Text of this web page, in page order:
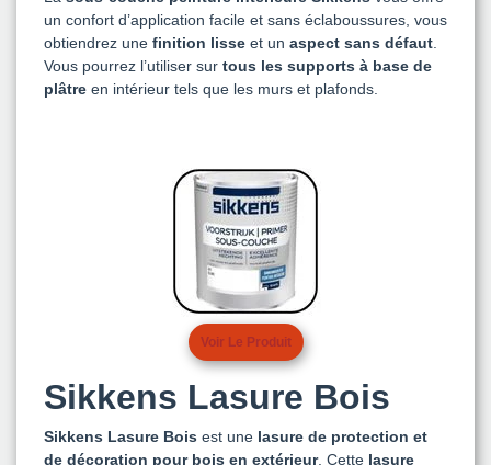
un confort d’application facile et sans éclaboussures, vous
obtiendrez une finition lisse et un aspect sans défaut
Vous pourrez l’utiliser sur tous les supports à base de
plâtre en intérieur tels que les murs et plafonds.
Voir Le Produit
Sikkens Lasure Bois
Sikkens Lasure Bois est une lasure de protection et
de décoration pour bois en extérieur. Cette lasure